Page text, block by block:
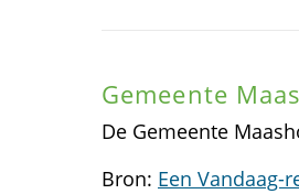
Gemeente
De Gemeente
Bron: Een Vandaag-